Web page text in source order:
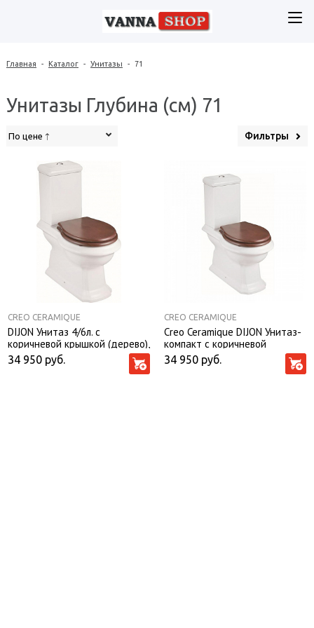
Главная - Каталог - Унитазы - 71
Унитазы Глубина (см) 71
По цене Фильтры
CREO CERAMIQUE
DIJON Унитаз 4/6л. с
коричневой крышкой (дерево),
МИКРОЛИФТ, 710*395*845
34 950 руб.
CREO CERAMIQUE
Creo Ceramique DIJON Унитаз-
компакт с коричневой
деревянной крышкой
34 950 руб.